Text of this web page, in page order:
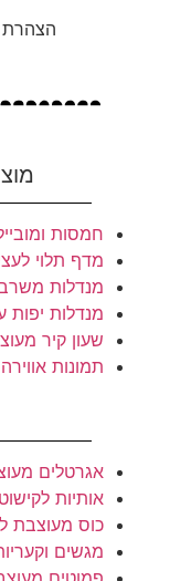
הצהרת
חמסות
מדף תלוי
מנדלות
מנדלות יפות
שעון קיר
תמונות אווירה
אגרטלים
אותיות לקישוט
כוס מעוצבת
מגשים